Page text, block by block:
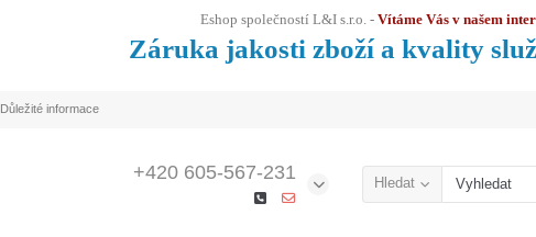
Eshop společností L&I s.r.o. - Vítáme Vás v našem
Záruka jakosti zboží a kvality
Důležité informace
Hledat
+420 605-567-231